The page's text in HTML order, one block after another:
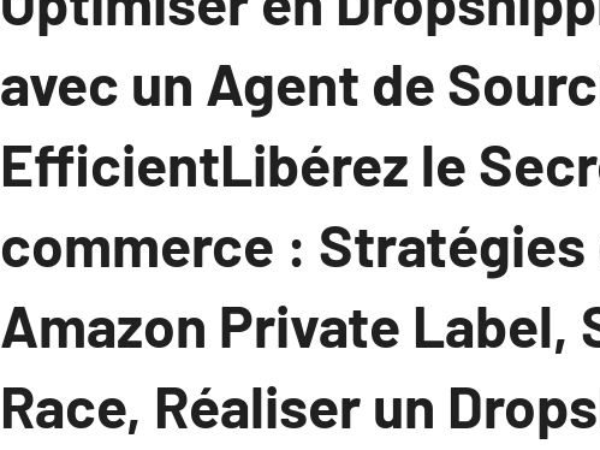
avec un Agent de
EfficientLibérez le
commerce :
Amazon Private Label,
Race, Réaliser un